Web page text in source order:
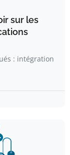
sur les
: intégration